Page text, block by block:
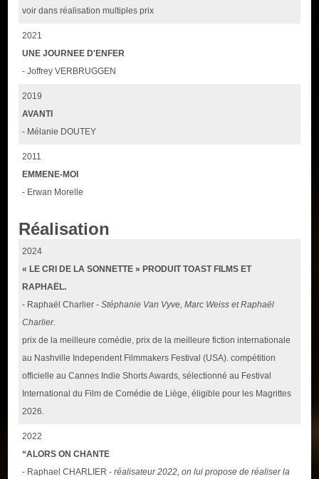
voir dans réalisation multiples prix
2021
UNE JOURNEE D'ENFER
- Joffrey VERBRUGGEN
2019
AVANTI
- Mélanie DOUTEY
2011
EMMENE-MOI
- Erwan Morelle
Réalisation
2024
« LE CRI DE LA SONNETTE » PRODUIT TOAST FILMS ET
RAPHAËL.
- Raphaël Charlier -Stéphanie Van Vyve, Marc Weiss et Raphaël
Charlier.
prix de la meilleure comédie, prix de la meilleure fiction internationale
au Nashville Independent Filmmakers Festival (USA). compétition
officielle au Cannes Indie Shorts Awards, sélectionné au Festival
International du Film de Comédie de Liège, éligible pour les Magrittes
2026.
2022
“ALORS ON CHANTE
- Raphael CHARLIER -réalisateur 2022, on lui propose de réaliser la